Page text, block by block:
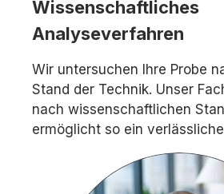
Wissenschaftliches
Analyseverfahren
Wir untersuchen Ihre Probe
Stand der Technik. Unser
nach wissenschaftlichen
ermöglicht so ein